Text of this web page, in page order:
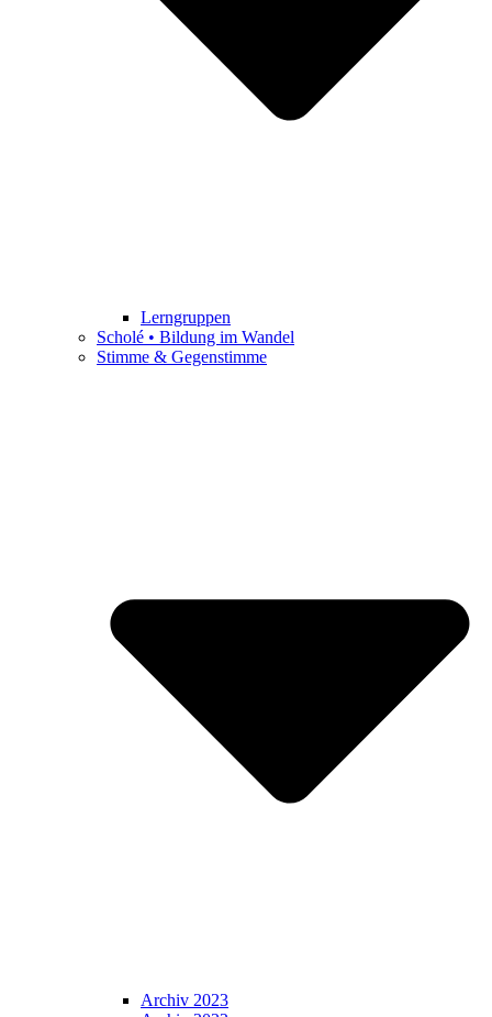
Lerngruppen
Scholé • Bildung im Wandel
Stimme & Gegenstimme
Archiv 2023